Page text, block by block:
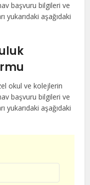
başvuru bilgileri ve
yukarıdaki aşağıdaki
okul ve kolejlerin
başvuru bilgileri ve
yukarıdaki aşağıdaki